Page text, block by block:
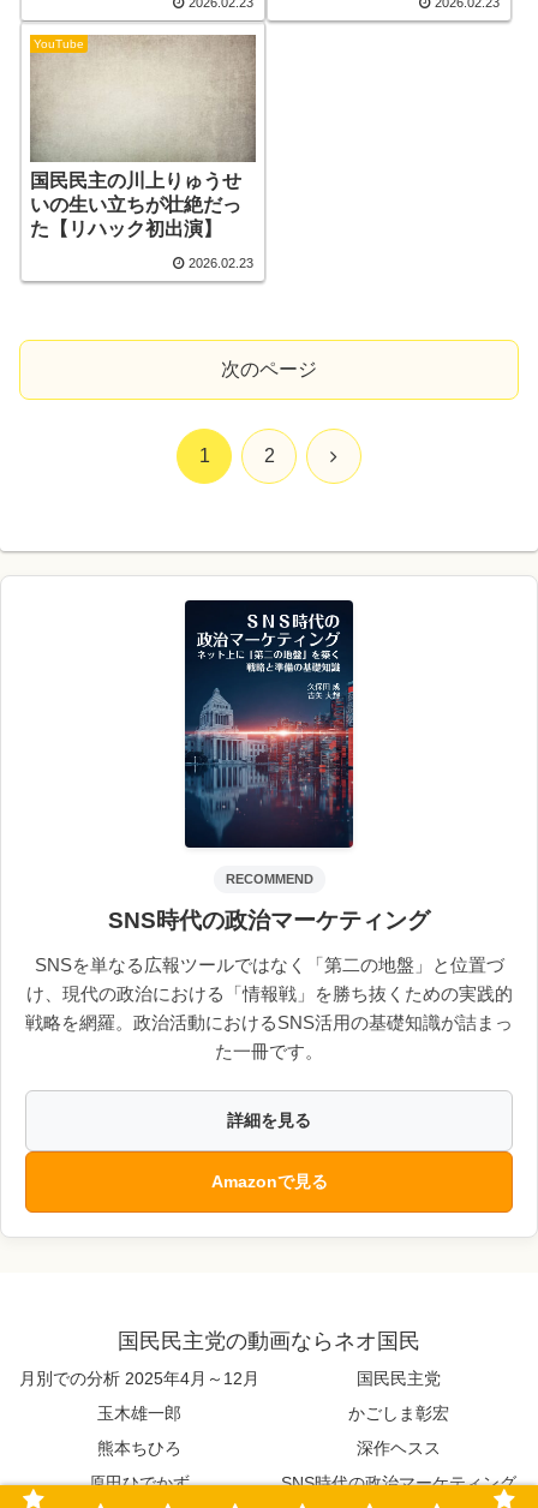
YouTube
国民民主の川上りゅうせ
いの生い立ちが壮絶だっ
た【リハック初出演】
2026.02.23
次のページ
1 2 次
RECOMMEND
SNS時代の政治マーケティング
SNSを単なる広報ツールではなく「第二の地盤」と位置づ
け、現代の政治における「情報戦」を勝ち抜くための実践的
戦略を網羅。政治活動におけるSNS活用の基礎知識が詰まっ
た一冊です。
詳細を見る
Amazonで見る
国民民主党の動画ならネオ国民
月別での分析 2025年4月～12月
国民民主党
玉木雄一郎
かごしま彰宏
熊本ちひろ
深作ヘスス
原田ひでかず
SNS時代の政治マーケティング